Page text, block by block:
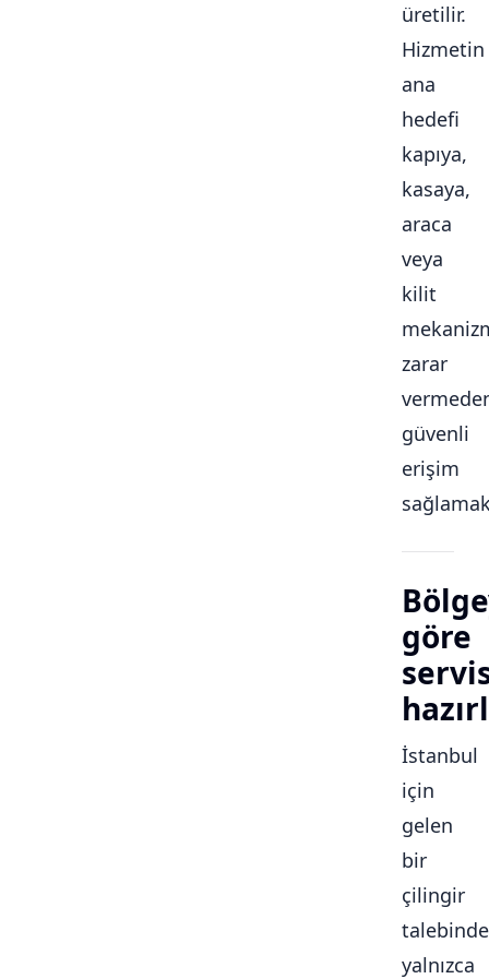
üretilir.
Hizmetin
ana
hedefi
kapıya,
kasaya,
araca
veya
kilit
zarar
güvenli
erişim
göre
İstanbul
için
gelen
bir
çilingir
talebinde
yalnızca